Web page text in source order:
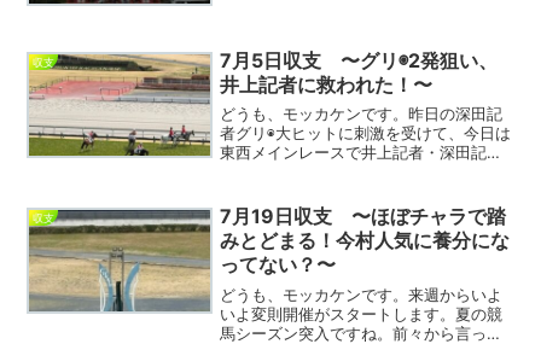
5,000円近い大敗...
収支
7月5日収支 〜グリ◉2発狙い、
井上記者に救われた！〜
どうも、モッカケンです。昨日の深田記
者グリ◉大ヒットに刺激を受けて、今日は
東西メインレースで井上記者・深田記者
いましたが、井上記者のストレングスが
小崎騎手がぶったたい...
収支
7月19日収支 〜ほぼチャラで踏
みとどまる！今村人気に養分にな
ってない？〜
どうも、モッカケンです。来週からいよ
いよ変則開催がスタートします。夏の競
馬シーズン突入ですね。前々から言って